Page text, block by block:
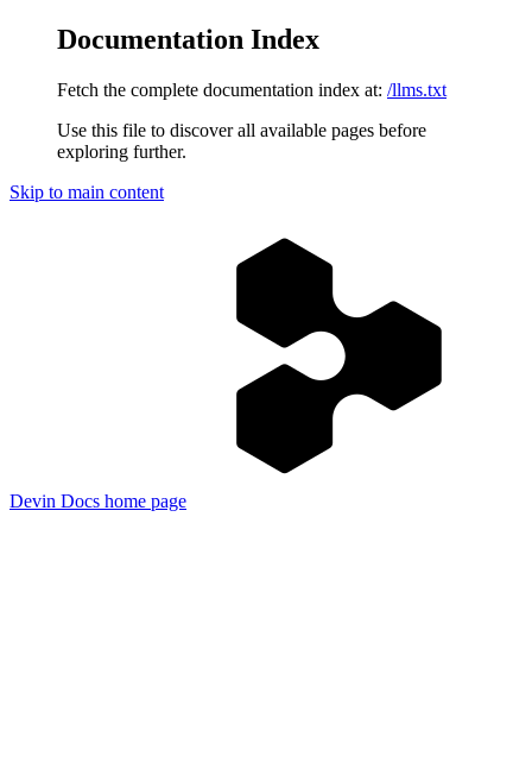
Documentation Index
Fetch the complete documentation index at: /llms.txt
Use this file to discover all available pages before
exploring further.
Skip to main content
Devin Docs home page